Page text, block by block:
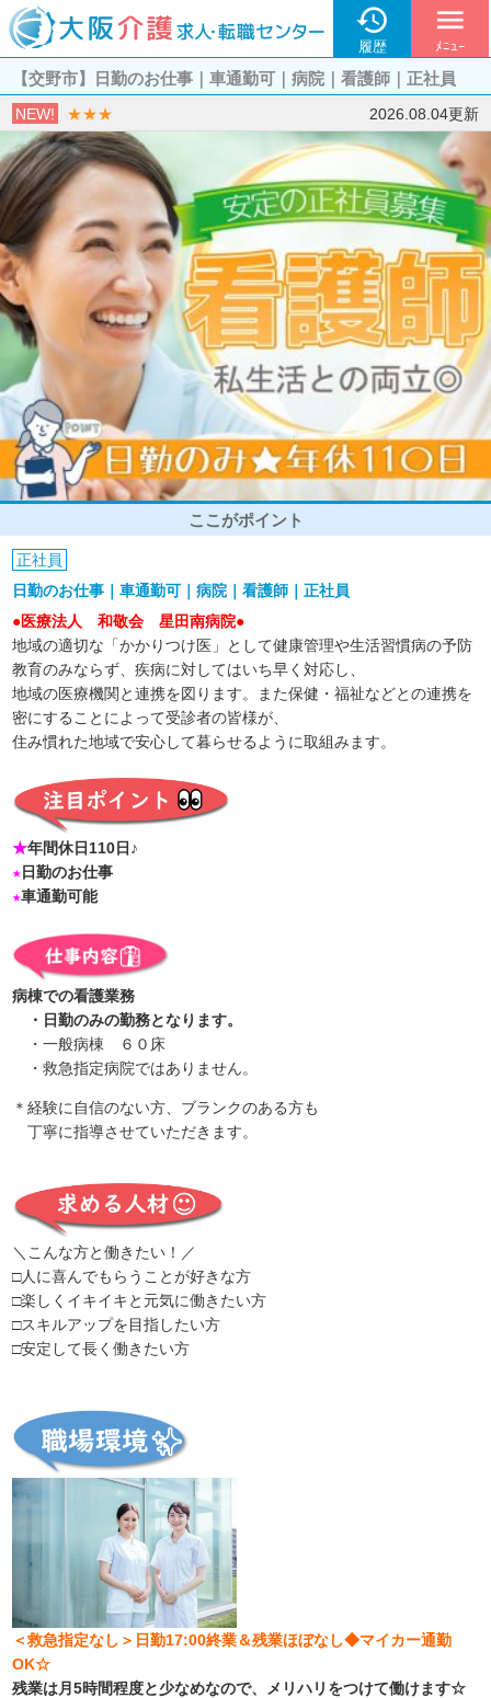

履歴
menu
ﾒﾆｭｰ
【交野市】日勤のお仕事｜車通勤可｜病院｜看護師｜正社員
NEW! ★★★ 2026.08.04更新
ここがポイント
正社員
日勤のお仕事｜車通勤可｜病院｜看護師｜正社員
●医療法人 和敬会 星田南病院●
地域の適切な「かかりつけ医」として健康管理や生活習慣病の予防
教育のみならず、疾病に対してはいち早く対応し、
地域の医療機関と連携を図ります。また保健・福祉などとの連携を
密にすることによって受診者の皆様が、
住み慣れた地域で安心して暮らせるように取組みます。
★年間休日110日♪
★日勤のお仕事
★車通勤可能
病棟での看護業務
・日勤のみの勤務となります。
・一般病棟 ６０床
・救急指定病院ではありません。
＊経験に自信のない方、ブランクのある方も
丁寧に指導させていただきます。
＼こんな方と働きたい！／
□人に喜んでもらうことが好きな方
□楽しくイキイキと元気に働きたい方
□スキルアップを目指したい方
□安定して長く働きたい方
＜救急指定なし＞日勤17:00終業＆残業ほぼなし◆マイカー通勤
OK☆
残業は月5時間程度と少なめなので、メリハリをつけて働けます☆